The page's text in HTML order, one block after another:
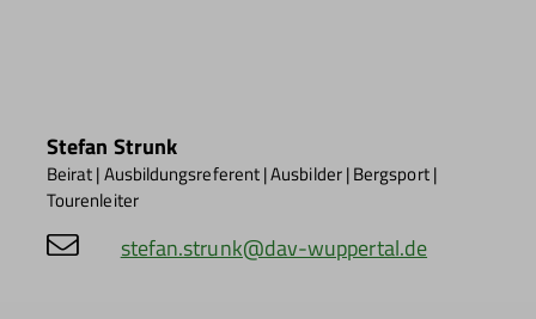
Stefan Strunk
Beirat | Ausbildungsreferent | Ausbilder | Bergsport |
Tourenleiter
stefan.strunk@dav-wuppertal.de